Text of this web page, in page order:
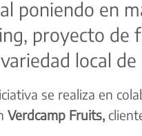
poniendo en
proyecto de
local
se realiza en
Verdcamp Fruits,